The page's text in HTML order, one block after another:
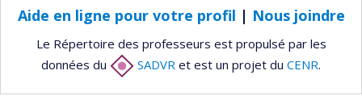
Aide en ligne pour votre profil | Nous joindre
Le Répertoire des professeurs est propulsé par les
données du
SADVR et est un projet du CENR.